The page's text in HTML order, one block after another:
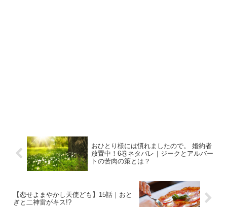
おひとり様には慣れましたので。 婚約者
放置中！6巻ネタバレ｜ジークとアルバー
トの苦肉の策とは？
【恋せよまやかし天使ども】15話｜おと
ぎと二神雷がキス!?